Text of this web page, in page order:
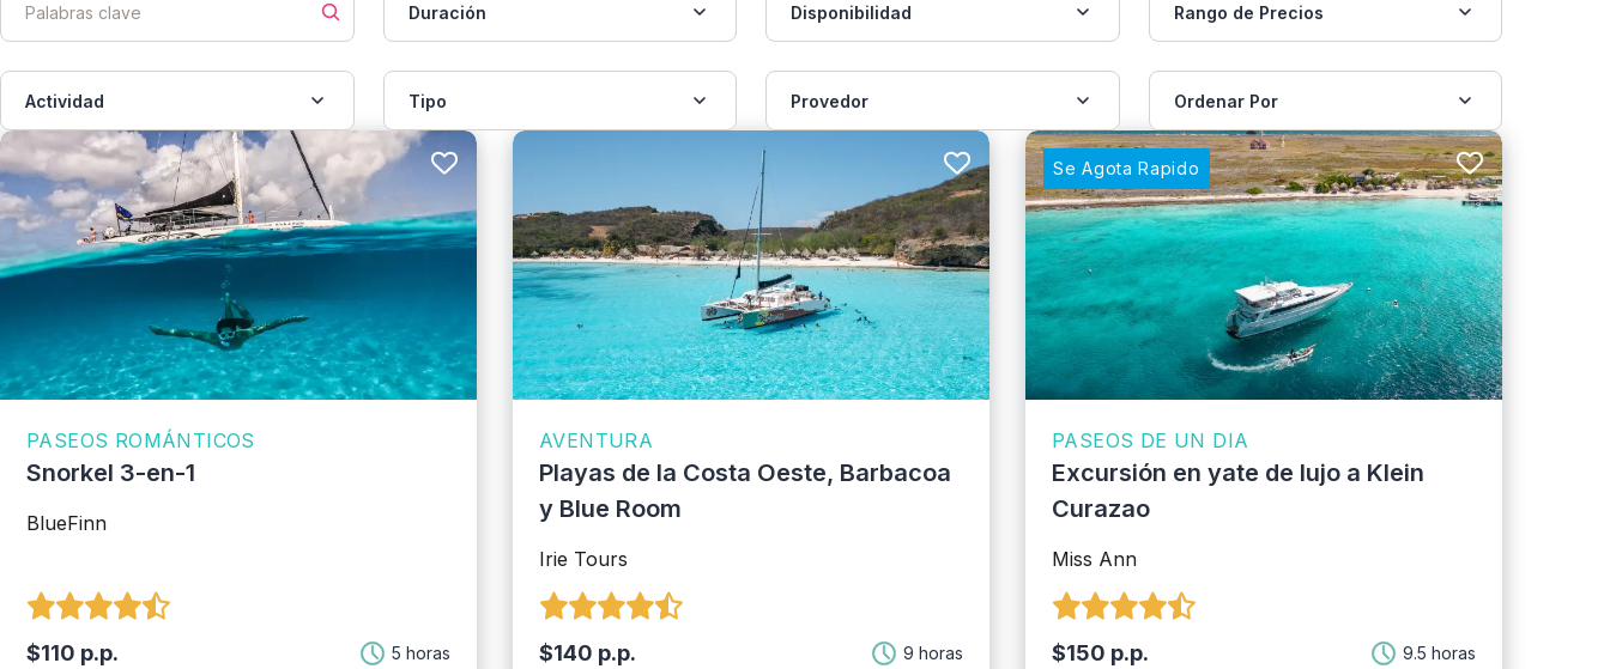
Duración Disponibilidad Rango de Precios
Actividad Tipo Provedor Ordenar Por
PASEOS ROMÁNTICOS
Snorkel 3-en-1
BlueFinn
$110 p.p. 5 horas
AVENTURA
Playas de la Costa Oeste, Barbacoa
y Blue Room
Irie Tours
$140 p.p. 9 horas
Se Agota Rapido
PASEOS DE UN DIA
Excursión en yate de lujo a Klein
Curazao
Miss Ann
$150 p.p. 9.5 horas